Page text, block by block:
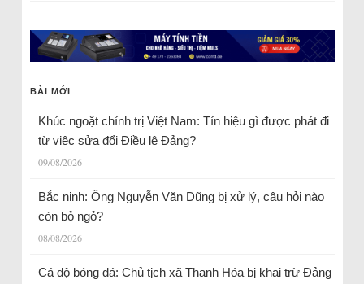
BÀI MỚI
Khúc ngoặt chính trị Việt Nam: Tín hiệu gì được phát đi
từ việc sửa đổi Điều lệ Đảng?
09/08/2026
Bắc ninh: Ông Nguyễn Văn Dũng bị xử lý, câu hỏi nào
còn bỏ ngỏ?
08/08/2026
Cá độ bóng đá: Chủ tịch xã Thanh Hóa bị khai trừ Đảng